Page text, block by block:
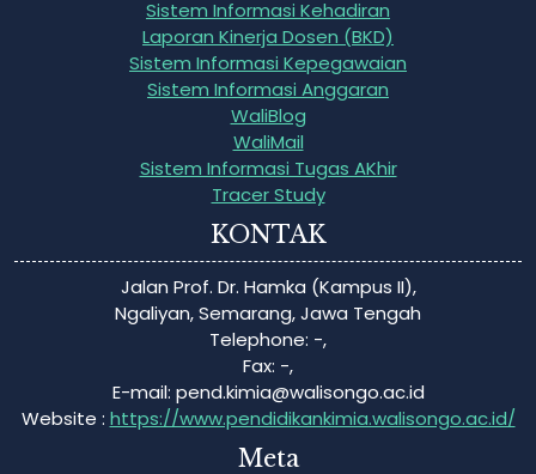
Sistem Informasi Kehadiran
Laporan Kinerja Dosen (BKD)
Sistem Informasi Kepegawaian
Sistem Informasi Anggaran
WaliBlog
WaliMail
Sistem Informasi Tugas AKhir
Tracer Study
KONTAK
Jalan Prof. Dr. Hamka (Kampus II),
Ngaliyan, Semarang, Jawa Tengah
Telephone: -,
Fax: -,
E-mail: pend.kimia@walisongo.ac.id
Website : https://www.pendidikankimia.walisongo.ac.id/
Meta